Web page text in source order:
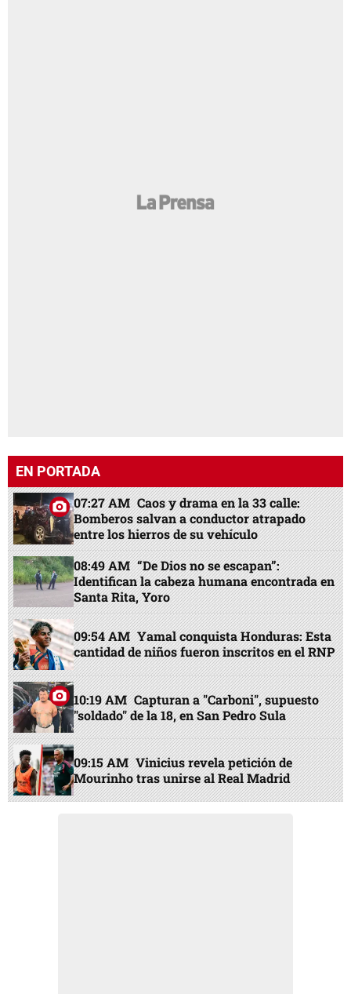
EN PORTADA
07:27 AM Caos y drama en la 33 calle:
Bomberos salvan a conductor atrapado
entre los hierros de su vehículo
08:49 AM “De Dios no se escapan”:
Identifican la cabeza humana encontrada en
Santa Rita, Yoro
09:54 AM Yamal conquista Honduras: Esta
cantidad de niños fueron inscritos en el RNP
10:19 AM Capturan a "Carboni", supuesto
"soldado" de la 18, en San Pedro Sula
09:15 AM Vinicius revela petición de
Mourinho tras unirse al Real Madrid